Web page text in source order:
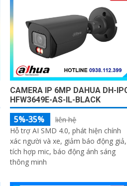
CAMERA IP 6MP DAHUA DH-
HFW3649E-AS-IL-BLACK
5%-35%
liên hệ
Hỗ trợ AI SMD 4.0, phát hiện chính
xác người và xe, giảm báo động giả,
tích hợp mic, báo động ánh sáng
thông minh